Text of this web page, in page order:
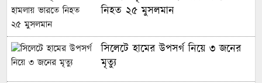
নিহত ২৫ মুসলমান
সিলেটে হামের উপসর্গ নিয়ে ৩ জনের
মৃত্যু